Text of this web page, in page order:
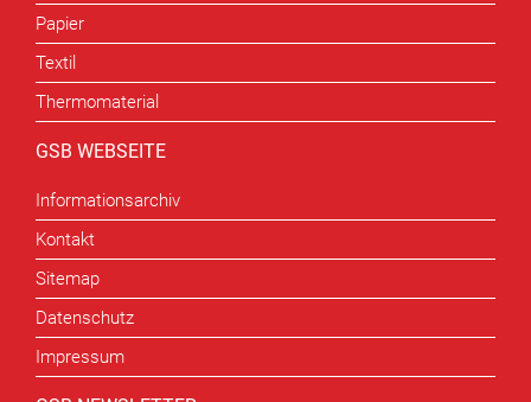
Papier
Textil
Thermomaterial
GSB WEBSEITE
Informationsarchiv
Kontakt
Sitemap
Datenschutz
Impressum